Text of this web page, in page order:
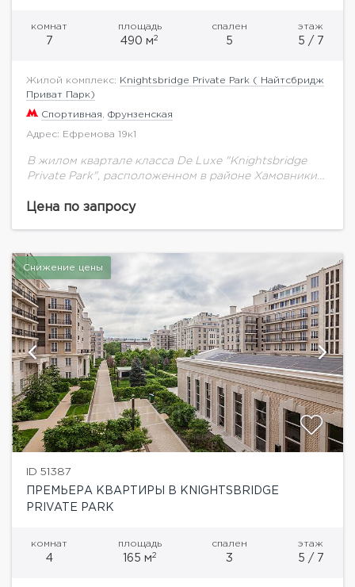
комнат
7
площадь
490 м2
спален
5
этаж
5 / 7
Жилой комплекс:
Knightsbridge Private Park ( Найтсбридж
Приват Парк)
Спортивная Фрунзенская
Адрес: Ефремова 19к1
В жилом квартале класса De Luxe "Knightsbridge
Private Park", расположенном в районе Хамовники
площадью 490,7 кв.м, под чистовую отделку на 5
Цена по запросу
Снижение цены
ID 51387
ПРЕМЬЕРА КВАРТИРЫ В KNIGHTSBRIDGE
PRIVATE PARK
комнат
4
площадь
165 м2
спален
3
этаж
5 / 7